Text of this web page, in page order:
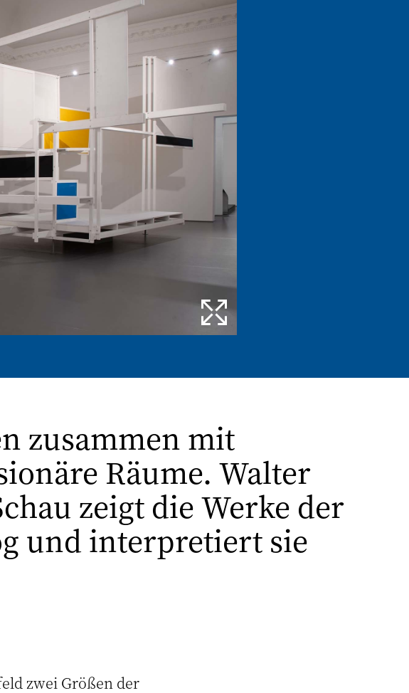
zusammen mit
Räume. Walter
zeigt die Werke der
und interpretiert sie
zwei Größen der